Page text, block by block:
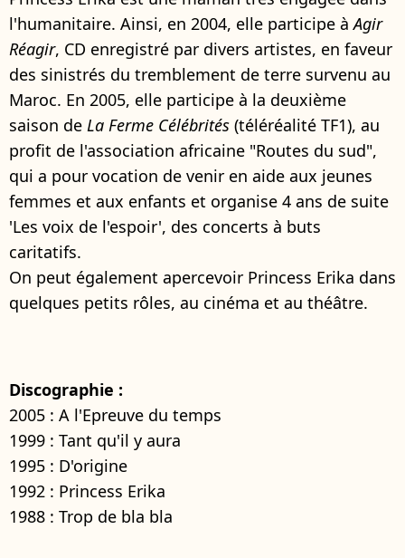
l'humanitaire. Ainsi, en 2004, elle participe àAgir
Réagir, CD enregistré par divers artistes, en faveur
des sinistrés du tremblement de terre survenu au
Maroc. En 2005, elle participe à la deuxième
saison de La Ferme Célébrités (téléréalité TF1), au
profit de l'association africaine "Routes du sud",
qui a pour vocation de venir en aide aux jeunes
femmes et aux enfants et organise 4 ans de suite
'Les voix de l'espoir', des concerts à buts
caritatifs.
On peut également apercevoir Princess Erika dans
quelques petits rôles, au cinéma et au théâtre.
Discographie :
2005 : A l'Epreuve du temps
1999 : Tant qu'il y aura
1995 : D'origine
1992 : Princess Erika
1988 : Trop de bla bla